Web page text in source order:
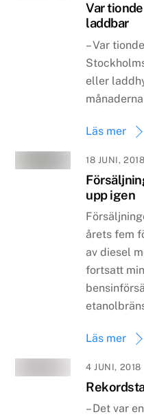
Var
laddbar
– Var
eller
Läs mer
18 JUNI, 2018
upp igen
årets fem
av diesel
fortsatt
Läs mer
4 JUNI, 2018
– Det var